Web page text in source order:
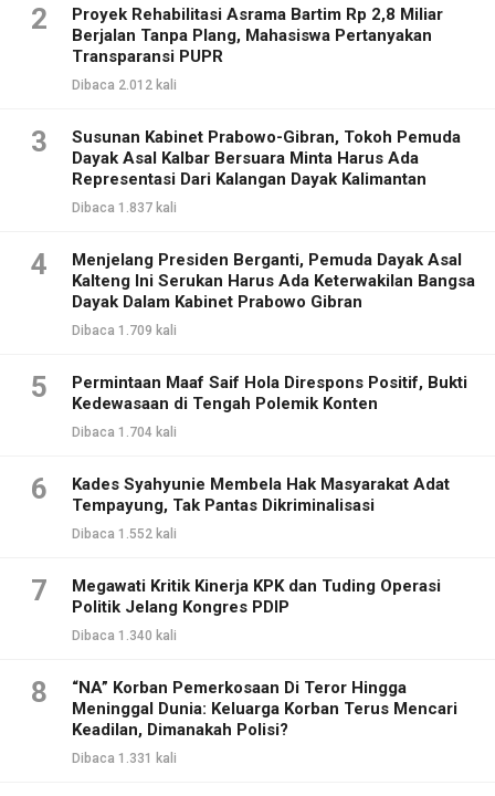
2
Proyek Rehabilitasi Asrama Bartim Rp 2,8 Miliar
Berjalan Tanpa Plang, Mahasiswa Pertanyakan
Transparansi PUPR
Dibaca 2.012 kali
3
Susunan Kabinet Prabowo-Gibran, Tokoh Pemuda
Dayak Asal Kalbar Bersuara Minta Harus Ada
Representasi Dari Kalangan Dayak Kalimantan
Dibaca 1.837 kali
4
Menjelang Presiden Berganti, Pemuda Dayak Asal
Kalteng Ini Serukan Harus Ada Keterwakilan Bangsa
Dayak Dalam Kabinet Prabowo Gibran
Dibaca 1.709 kali
5
Permintaan Maaf Saif Hola Direspons Positif, Bukti
Kedewasaan di Tengah Polemik Konten
Dibaca 1.704 kali
6
Kades Syahyunie Membela Hak Masyarakat Adat
Tempayung, Tak Pantas Dikriminalisasi
Dibaca 1.552 kali
7
Megawati Kritik Kinerja KPK dan Tuding Operasi
Politik Jelang Kongres PDIP
Dibaca 1.340 kali
8
“NA” Korban Pemerkosaan Di Teror Hingga
Meninggal Dunia: Keluarga Korban Terus Mencari
Keadilan, Dimanakah Polisi?
Dibaca 1.331 kali